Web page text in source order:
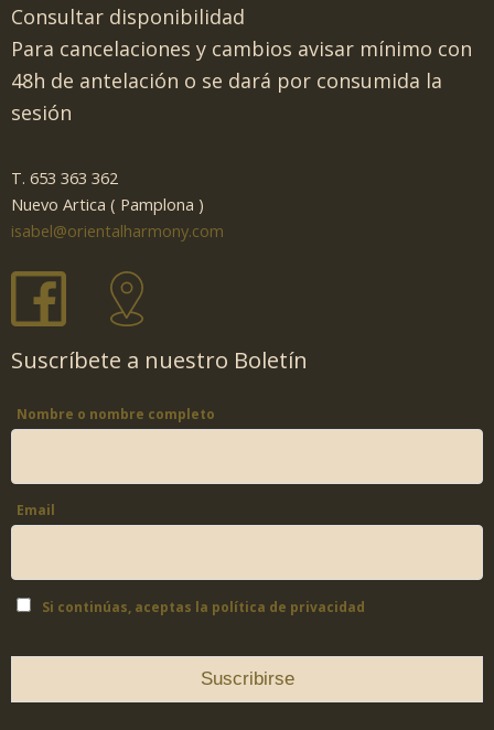
Consultar disponibilidad
Para cancelaciones y cambios avisar mínimo con
48h de antelación o se dará por consumida la
sesión
T. 653 363 362
Nuevo Artica ( Pamplona )
isabel@orientalharmony.com
Suscríbete a nuestro Boletín
Nombre o nombre completo
Email
Si continúas, aceptas la política de privacidad